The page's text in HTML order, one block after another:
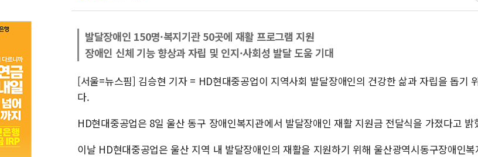
[코인 시황] 비트코인,
[2보] 북한, 원산서 동해
발달장애인 150명·복지기관 50곳에 재활 프로그램 지원
장애인 신체 기능 향상과 자립 및 인지·사회성 발달 도움 기대
[서울=뉴스핌] 김승현 기자 = HD현대중공업이 지역사회 발달장애인의 건강한 삶과 자립을 돕기
다.
HD현대중공업은 8일 울산 동구 장애인복지관에서 발달장애인 재활 지원금 전달식을 가졌다고 밝
이날 HD현대중공업은 울산 지역 내 발달장애인의 재활을 지원하기 위해 울산광역시동구장애인복